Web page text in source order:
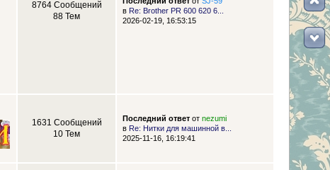
8764 Сообщений
88 Тем
в Re: Brother PR 600 620 6...
2026-02-19, 16:53:15
1631 Сообщений
10 Тем
Последний ответот nezumi
в Re: Нитки для машинной в...
2025-11-16, 16:19:41